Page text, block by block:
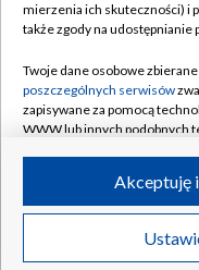
Naziemna Telewizja
Rada Programowa
System NOS
Informacje o nadawcy
Program dla prasy
Ogłoszenie
©2026
mierzenia ich skuteczności) i
także zgody na udostępnianie
Twoje dane osobowe
poszczególnych serwisów
zapisywane za pomocą
WWW lub innych podobnych
ruchu w Internecie.
Twoje dane osobowe
poszczególnych serwisówna
Akceptuję